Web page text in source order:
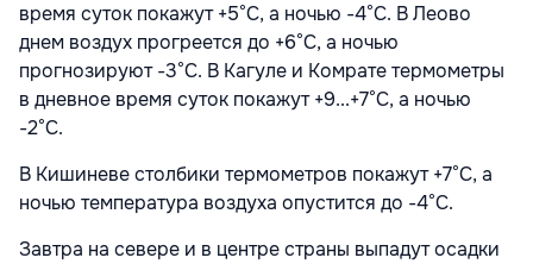
время суток покажут +5°С, а ночью -4°С. В Леово
днем воздух прогреется до +6°С, а ночью
прогнозируют -3°С. В Кагуле и Комрате термометры
в дневное время суток покажут +9...+7°С, а ночью
-2°С.
В Кишиневе столбики термометров покажут +7°С, а
ночью температура воздуха опустится до -4°С.
Завтра на севере и в центре страны выпадут осадки